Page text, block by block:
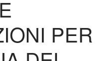
Maglie Ritirate
Squadra
Partners
Contatti
PER